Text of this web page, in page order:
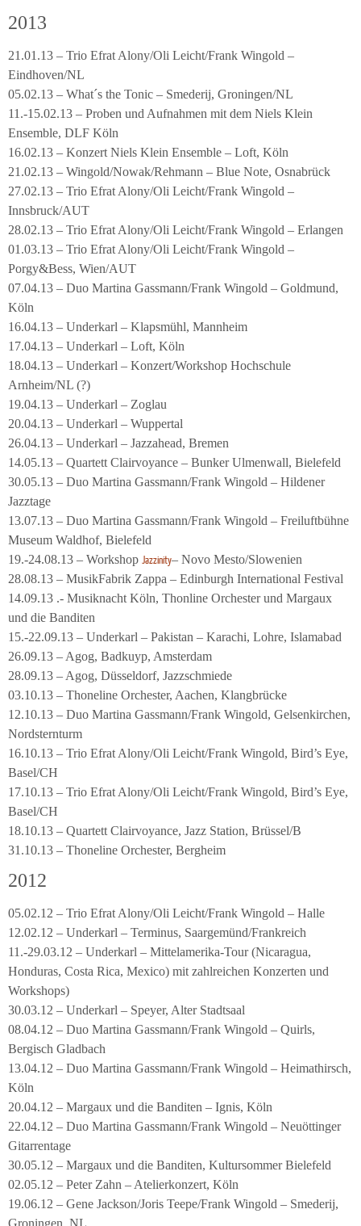
2013
21.01.13 – Trio Efrat Alony/Oli Leicht/Frank Wingold –
Eindhoven/NL
05.02.13 – What´s the Tonic – Smederij, Groningen/NL
11.-15.02.13 – Proben und Aufnahmen mit dem Niels Klein
Ensemble, DLF Köln
16.02.13 – Konzert Niels Klein Ensemble – Loft, Köln
21.02.13 – Wingold/Nowak/Rehmann – Blue Note, Osnabrück
27.02.13 – Trio Efrat Alony/Oli Leicht/Frank Wingold –
Innsbruck/AUT
28.02.13 – Trio Efrat Alony/Oli Leicht/Frank Wingold – Erlangen
01.03.13 – Trio Efrat Alony/Oli Leicht/Frank Wingold –
Porgy&Bess, Wien/AUT
07.04.13 – Duo Martina Gassmann/Frank Wingold – Goldmund,
Köln
16.04.13 – Underkarl – Klapsmühl, Mannheim
17.04.13 – Underkarl – Loft, Köln
18.04.13 – Underkarl – Konzert/Workshop Hochschule
Arnheim/NL (?)
19.04.13 – Underkarl – Zoglau
20.04.13 – Underkarl – Wuppertal
26.04.13 – Underkarl – Jazzahead, Bremen
14.05.13 – Quartett Clairvoyance – Bunker Ulmenwall, Bielefeld
30.05.13 – Duo Martina Gassmann/Frank Wingold – Hildener
Jazztage
13.07.13 – Duo Martina Gassmann/Frank Wingold – Freiluftbühne
Museum Waldhof, Bielefeld
19.-24.08.13 – Workshop Jazzinity– Novo Mesto/Slowenien
28.08.13 – MusikFabrik Zappa – Edinburgh International Festival
14.09.13 .- Musiknacht Köln, Thonline Orchester und Margaux
und die Banditen
15.-22.09.13 – Underkarl – Pakistan – Karachi, Lohre, Islamabad
26.09.13 – Agog, Badkuyp, Amsterdam
28.09.13 – Agog, Düsseldorf, Jazzschmiede
03.10.13 – Thoneline Orchester, Aachen, Klangbrücke
12.10.13 – Duo Martina Gassmann/Frank Wingold, Gelsenkirchen,
Nordsternturm
16.10.13 – Trio Efrat Alony/Oli Leicht/Frank Wingold, Bird’s Eye,
Basel/CH
17.10.13 – Trio Efrat Alony/Oli Leicht/Frank Wingold, Bird’s Eye,
Basel/CH
18.10.13 – Quartett Clairvoyance, Jazz Station, Brüssel/B
31.10.13 – Thoneline Orchester, Bergheim
2012
05.02.12 – Trio Efrat Alony/Oli Leicht/Frank Wingold – Halle
12.02.12 – Underkarl – Terminus, Saargemünd/Frankreich
11.-29.03.12 – Underkarl – Mittelamerika-Tour (Nicaragua,
Honduras, Costa Rica, Mexico) mit zahlreichen Konzerten und
Workshops)
30.03.12 – Underkarl – Speyer, Alter Stadtsaal
08.04.12 – Duo Martina Gassmann/Frank Wingold – Quirls,
Bergisch Gladbach
13.04.12 – Duo Martina Gassmann/Frank Wingold – Heimathirsch,
Köln
20.04.12 – Margaux und die Banditen – Ignis, Köln
22.04.12 – Duo Martina Gassmann/Frank Wingold – Neuöttinger
Gitarrentage
30.05.12 – Margaux und die Banditen, Kultursommer Bielefeld
02.05.12 – Peter Zahn – Atelierkonzert, Köln
19.06.12 – Gene Jackson/Joris Teepe/Frank Wingold – Smederij,
Groningen, NL